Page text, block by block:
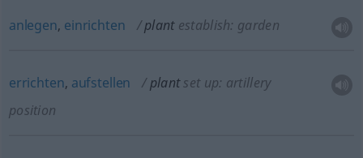
anlegen, einrichten plant establish: garden
errichten, aufstellen plant set up: artillery
position